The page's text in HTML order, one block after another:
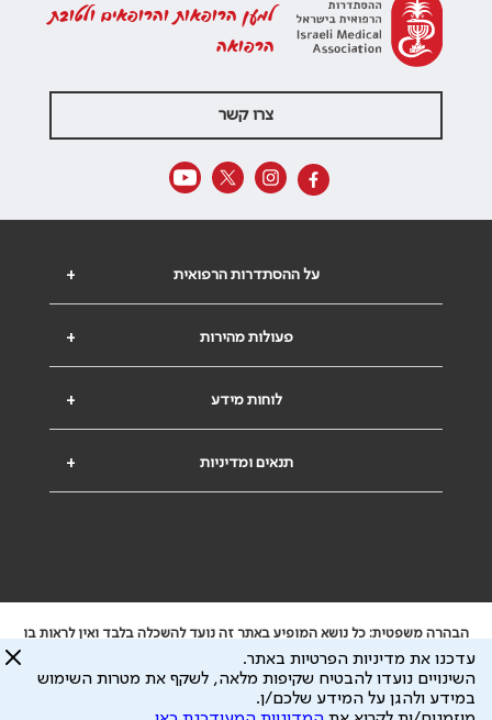
למען הרופאות והרופאים ולטובת
הרפואה
צרו קשר
+ על ההסתדרות הרפואית
+ פעולות מהירות
+ לוחות מידע
+ תנאים ומדיניות
הבהרה משפטית: כל נושא המופיע באתר זה נועד להשכלה בלבד ואין לראות בו
ייעוץ רפואי או משפטי. אין הר"י אחראית לתוכן המתפרסם באתר זה ולכל נזק
שעלול להיגרם.
ידוע לי שהר"י אוספת ושומרת מידע אישי לצורך מתן השרות וכי חלק ממנו עשוי
להיות מועבר לצדדים שלישיים, הכל בכפוף למדיניות הפרטיות
עדכנו את מדיניות הפרטיות באתר.
השינויים נועדו להבטיח שקיפות מלאה, לשקף את מטרות השימוש
במידע ולהגן על המידע שלכם/ן.